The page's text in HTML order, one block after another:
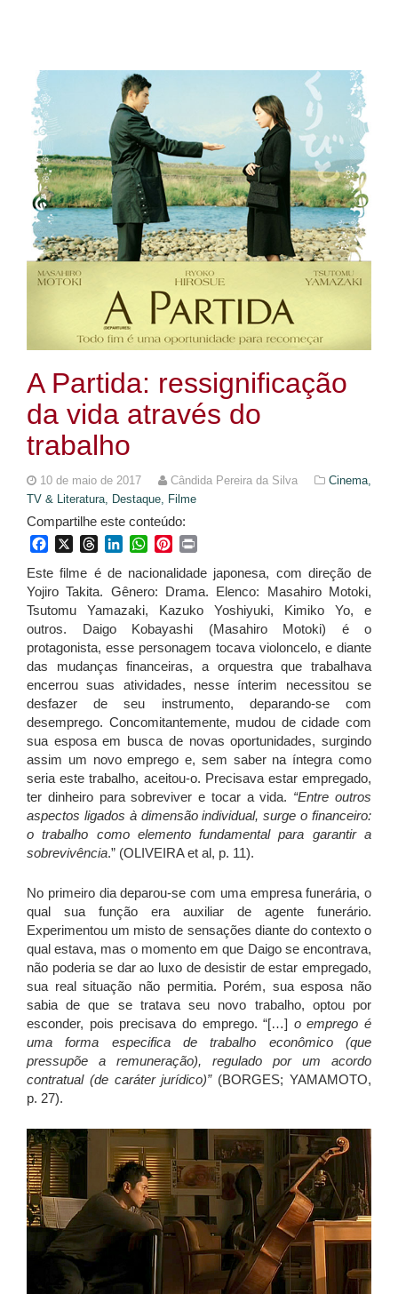
A Partida: ressignificação
da vida através do
trabalho
10 de maio de 2017 Cândida Pereira da Silva
Cinema,
TV & Literatura, Destaque, Filme
Compartilhe este conteúdo:
FacebookThreadsLinkedInWhatsApp
Pinterest
Este filme é de nacionalidade japonesa, com direção de
Yojiro Takita. Gênero: Drama. Elenco: Masahiro Motoki,
Tsutomu Yamazaki, Kazuko Yoshiyuki, Kimiko Yo, e
outros. Daigo Kobayashi (Masahiro Motoki) é o
protagonista, esse personagem tocava violoncelo, e diante
das mudanças financeiras, a orquestra que trabalhava
encerrou suas atividades, nesse ínterim necessitou se
desfazer de seu instrumento, deparando-se com
desemprego. Concomitantemente, mudou de cidade com
sua esposa em busca de novas oportunidades, surgindo
assim um novo emprego e, sem saber na íntegra como
seria este trabalho, aceitou-o. Precisava estar empregado,
ter dinheiro para sobreviver e tocar a vida. “Entre outros
aspectos ligados à dimensão individual, surge o financeiro:
o trabalho como elemento fundamental para garantir a
sobrevivência.” (OLIVEIRA et al, p. 11).
No primeiro dia deparou-se com uma empresa funerária, o
qual sua função era auxiliar de agente funerário.
Experimentou um misto de sensações diante do contexto o
qual estava, mas o momento em que Daigo se encontrava,
não poderia se dar ao luxo de desistir de estar empregado,
sua real situação não permitia. Porém, sua esposa não
sabia de que se tratava seu novo trabalho, optou por
esconder, pois precisava do emprego. “[…] o emprego é
uma forma especifica de trabalho econômico (que
pressupõe a remuneração), regulado por um acordo
contratual (de caráter jurídico)” (BORGES; YAMAMOTO,
p. 27).